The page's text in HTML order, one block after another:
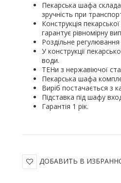
Пекарська шафа
зручність при
Конструкція
гарантує рівномірну
Роздільне регулювання
У конструкції
води.
ТЕНи з нержавіючої
Пекарська шафа
Виріб постачається з
Підставка під шафу
Гарантія 1 рік.
ДОБАВИТЬ В